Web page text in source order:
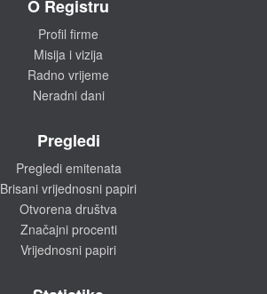
O Registru
Profil firme
Misija i vizija
Radno vrijeme
Neradni dani
Pregledi
Pregledi emitenata
Brisani vrijednosni papiri
Otvorena društva
Značajni procenti
Vrijednosni papiri